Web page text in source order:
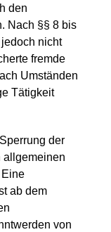
den
Nach §§ 8 bis
nicht
fremde
Umständen
Tätigkeit
der
allgemeinen
ab dem
von